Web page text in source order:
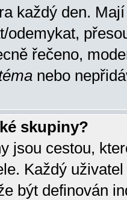
každý den.
odemykat,
řečeno,
nebo
skupiny?
jsou cestou,
Každý
být definován